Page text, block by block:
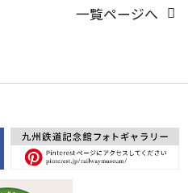
一覧ページへ